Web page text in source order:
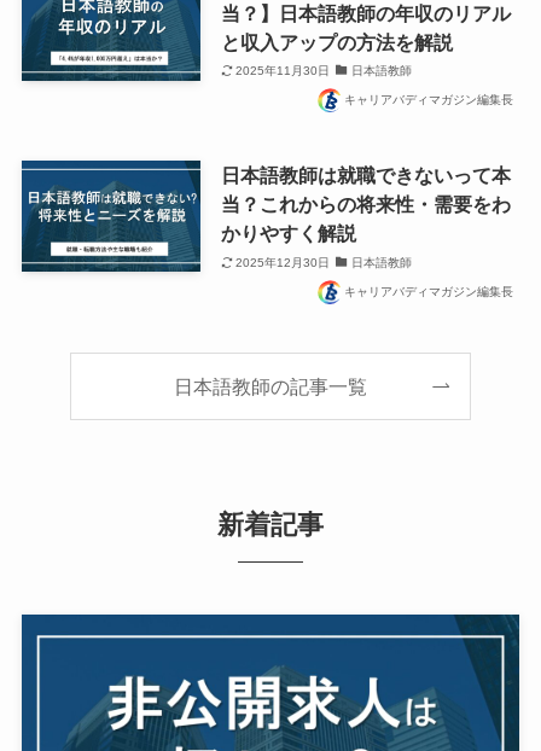
当？】日本語教師の年収のリアル
と収入アップの方法を解説
2025年11月30日 日本語教師
キャリアバディマガジン編集長
日本語教師は就職できないって本
当？これからの将来性・需要をわ
かりやすく解説
2025年12月30日 日本語教師
キャリアバディマガジン編集長
日本語教師の記事一覧
新着記事